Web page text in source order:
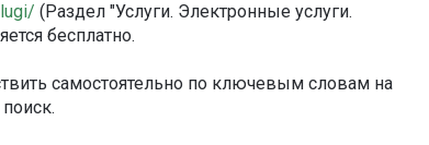
(Раздел "Услуги. Электронные услуги.
бесплатно.
самостоятельно по ключевым словам на